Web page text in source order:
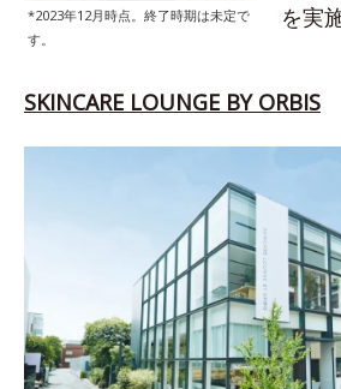
*2023年12月時点。終了時期は未定で
す。
を実
SKINCARE LOUNGE BY ORBIS